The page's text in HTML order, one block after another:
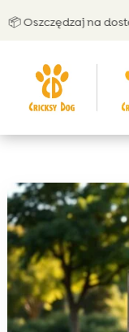
na dostawie